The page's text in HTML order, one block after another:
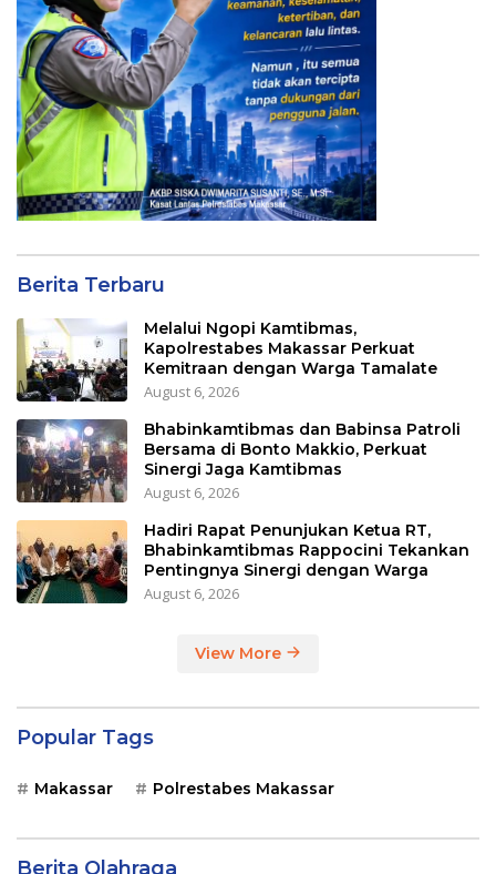
Berita Terbaru
Melalui Ngopi Kamtibmas,
Kapolrestabes Makassar Perkuat
Kemitraan dengan Warga Tamalate
August 6, 2026
Bhabinkamtibmas dan Babinsa Patroli
Bersama di Bonto Makkio, Perkuat
Sinergi Jaga Kamtibmas
August 6, 2026
Hadiri Rapat Penunjukan Ketua RT,
Bhabinkamtibmas Rappocini Tekankan
Pentingnya Sinergi dengan Warga
August 6, 2026
View More
Popular Tags
Makassar Polrestabes Makassar
Berita Olahraga